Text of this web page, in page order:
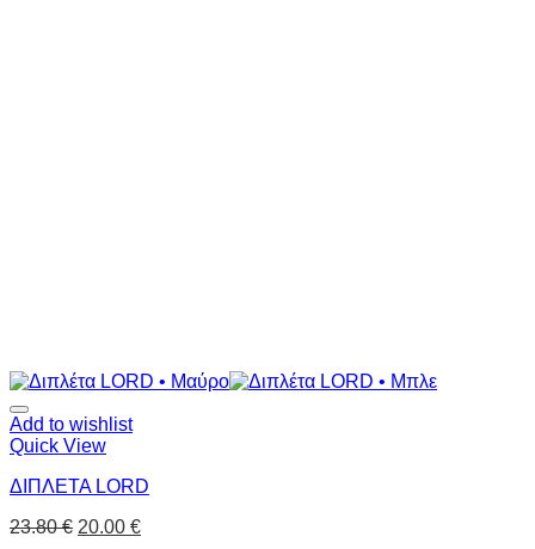
Add to wishlist
Quick View
ΔΙΠΛΕΤΑ LORD
23.80€ 20.00 €